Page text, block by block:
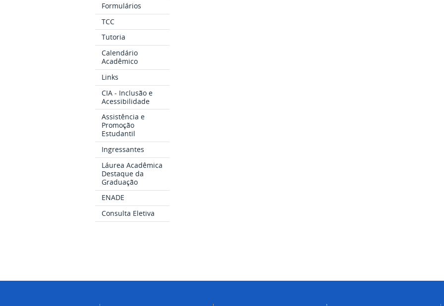
Formulários
TCC
Tutoria
Calendário
Acadêmico
Links
CIA - Inclusão e
Acessibilidade
Assistência e
Promoção
Estudantil
Ingressantes
Láurea Acadêmica
Destaque da
Graduação
ENADE
Consulta Eletiva